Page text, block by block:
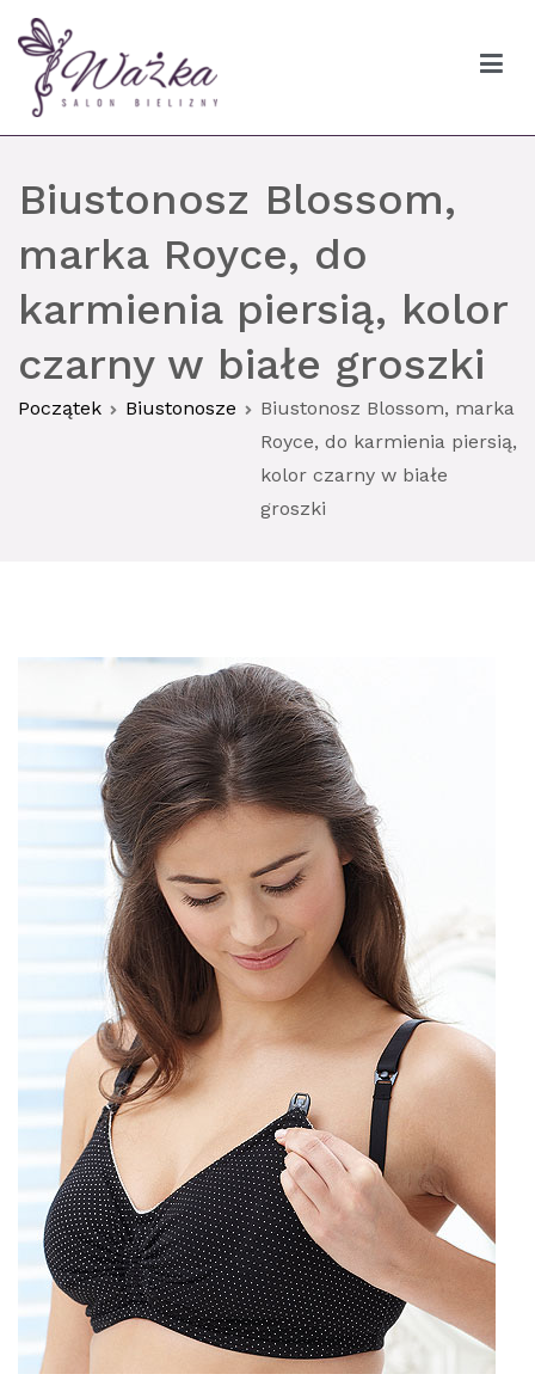
Przejdź
do
treści
Ważka biustonosze Gdańsk
Biustonosz Blossom,
marka Royce, do
karmienia piersią, kolor
czarny w białe groszki
Początek Biustonosze
Biustonosz Blossom, marka
Royce, do karmienia piersią,
kolor czarny w białe
groszki